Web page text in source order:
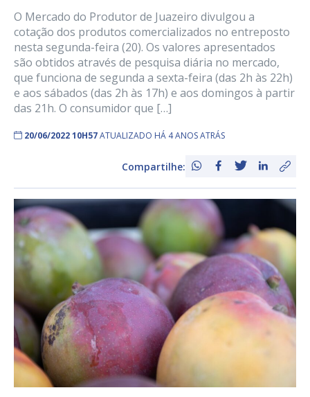
O Mercado do Produtor de Juazeiro divulgou a
cotação dos produtos comercializados no entreposto
nesta segunda-feira (20). Os valores apresentados
são obtidos através de pesquisa diária no mercado,
que funciona de segunda a sexta-feira (das 2h às 22h)
e aos sábados (das 2h às 17h) e aos domingos à partir
das 21h. O consumidor que […]
20/06/2022 10H57ATUALIZADO HÁ 4 ANOS ATRÁS
Compartilhe: